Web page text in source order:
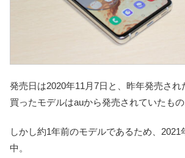
発売日は2020年11月7日と、昨年発売され
買ったモデルはauから発売されていたもの
しかし約1年前のモデルであるため、2021
中。